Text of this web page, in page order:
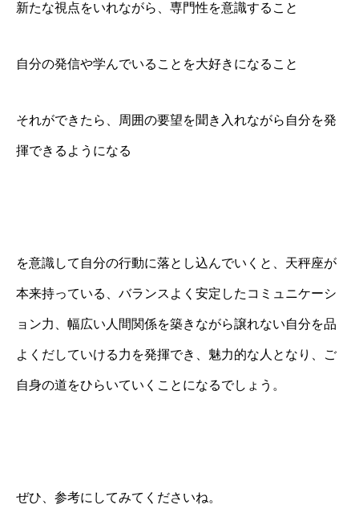
新たな視点をいれながら、専門性を意識すること
自分の発信や学んでいることを大好きになること
それができたら、周囲の要望を聞き入れながら自分を発
揮できるようになる
を意識して自分の行動に落とし込んでいくと、天秤座が
本来持っている、バランスよく安定したコミュニケーシ
ョン力、幅広い人間関係を築きながら譲れない自分を品
よくだしていける力を発揮でき、魅力的な人となり、ご
自身の道をひらいていくことになるでしょう。
ぜひ、参考にしてみてくださいね。